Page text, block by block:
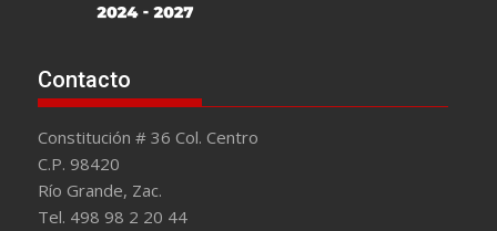
Contacto
Constitución # 36 Col. Centro
C.P. 98420
Río Grande, Zac.
Tel. 498 98 2 20 44